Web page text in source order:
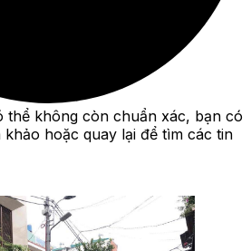
thể không còn chuẩn xác, bạn có
hoặc quay lại để tìm các tin